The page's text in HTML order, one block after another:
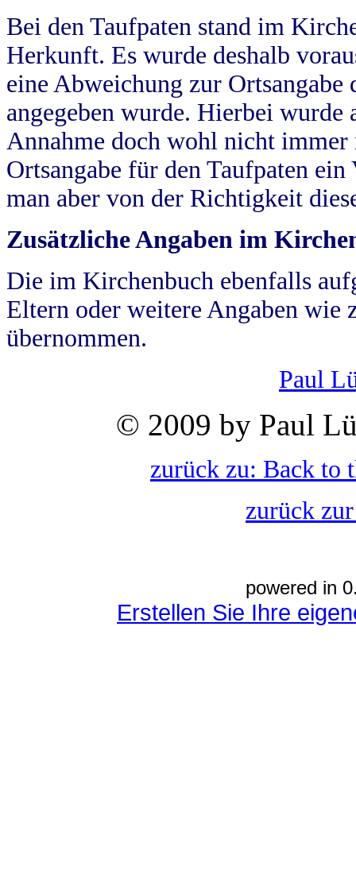
Bei den Taufpaten stand im
Herkunft. Es wurde deshalb
eine Abweichung zur
angegeben wurde. Hierbei wurde
Annahme doch wohl nicht
Ortsangabe für den Taufpaten
man aber von der Richtigkeit
Zusätzliche Angaben im
Die im Kirchenbuch ebenfalls
Eltern oder weitere Angaben wie
übernommen.
Paul
© 2009 by Paul
zurück zu: Back to
zurück
powered in
Erstellen Sie Ihre